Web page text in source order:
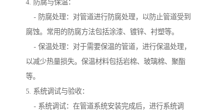
4. 防腐与保温：
- 防腐处理：对管道进行防腐处理，以防止管道受到
腐蚀。常用的防腐方法包括涂漆、镀锌、衬塑等。
- 保温处理：对于需要保温的管道，进行保温处理，
以减少热量损失。保温材料包括岩棉、玻璃棉、聚酯
等。
5. 系统调试与验收：
- 系统调试：在管道系统安装完成后，进行系统调